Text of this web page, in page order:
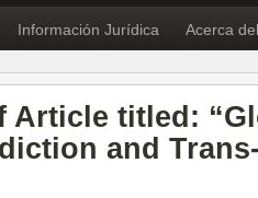
Información Jurídica Acerca
Article titled:
and